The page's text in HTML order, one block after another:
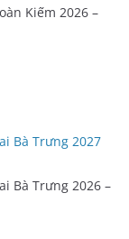
Kiếm 2026 –
Bà Trưng 2027
Bà Trưng 2026 –